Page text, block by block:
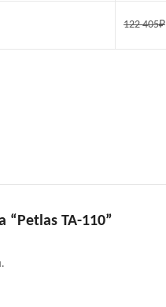
122 405₽
“Petlas TA-110”
.